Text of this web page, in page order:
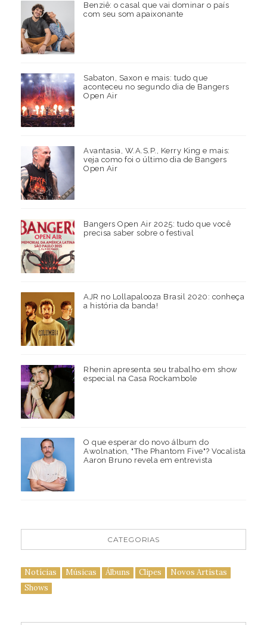
Benziê: o casal que vai dominar o país
com seu som apaixonante
Sabaton, Saxon e mais: tudo que
aconteceu no segundo dia de Bangers
Open Air
Avantasia, W.A.S.P., Kerry King e mais:
veja como foi o último dia de Bangers
Open Air
Bangers Open Air 2025: tudo que você
precisa saber sobre o festival
AJR no Lollapalooza Brasil 2020: conheça
a história da banda!
Rhenin apresenta seu trabalho em show
especial na Casa Rockambole
O que esperar do novo álbum do
Awolnation, "The Phantom Five"? Vocalista
Aaron Bruno revela em entrevista
CATEGORIAS
Notícias Músicas Álbuns Clipes
Novos Artistas
Shows